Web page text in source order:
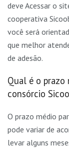
deve Acessar o
cooperativa
você será
que melhor
de adesão.
Qual é o prazo
consórcio
O prazo médio
pode variar de
levar alguns